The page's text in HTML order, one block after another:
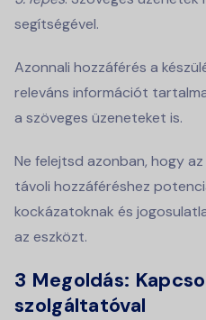
segítségével.
Azonnali hozzáférés a
releváns információt
a szöveges üzeneteket is.
Ne felejtsd azonban, hogy
távoli hozzáféréshez
kockázatoknak és
az eszközt.
3 Megoldás:
szolgáltatóval